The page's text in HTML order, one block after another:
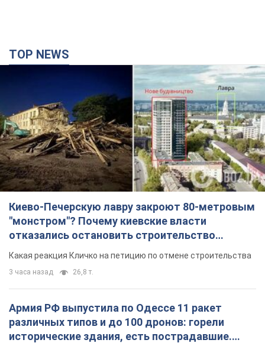
TOP NEWS
Киево-Печерскую лавру закроют 80-метровым
"монстром"? Почему киевские власти
отказались остановить строительство
небоскреба "московского верующего"
Какая реакция Кличко на петицию по отмене строительства
3 часа назад 26,8 т.
Армия РФ выпустила по Одессе 11 ракет
различных типов и до 100 дронов: горели
исторические здания, есть пострадавшие.